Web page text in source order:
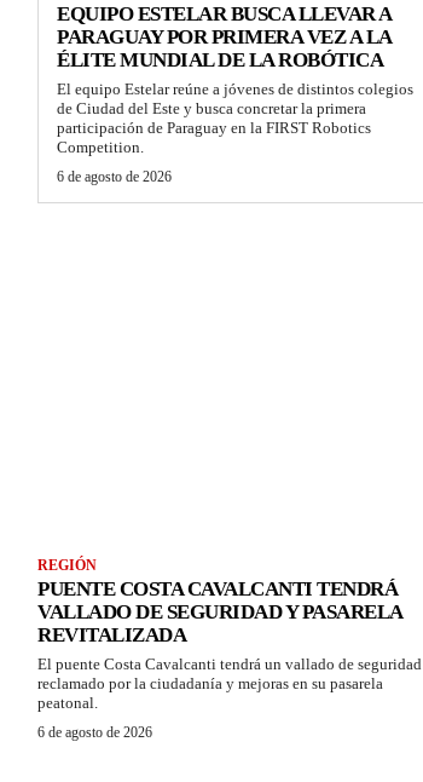
EQUIPO ESTELAR BUSCA LLEVAR A
PARAGUAY POR PRIMERA VEZ A LA
ÉLITE MUNDIAL DE LA ROBÓTICA
El equipo Estelar reúne a jóvenes de distintos colegios
de Ciudad del Este y busca concretar la primera
participación de Paraguay en la FIRST Robotics
Competition.
6 de agosto de 2026
REGIÓN
PUENTE COSTA CAVALCANTI TENDRÁ
VALLADO DE SEGURIDAD Y PASARELA
REVITALIZADA
El puente Costa Cavalcanti tendrá un vallado de seguridad
reclamado por la ciudadanía y mejoras en su pasarela
peatonal.
6 de agosto de 2026